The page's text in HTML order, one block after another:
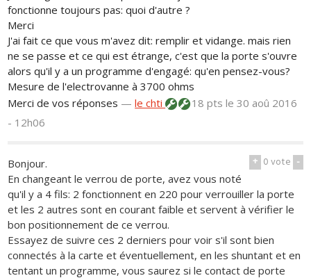
fonctionne toujours pas: quoi d'autre ?
Merci
J'ai fait ce que vous m'avez dit: remplir et vidange. mais rien
ne se passe et ce qui est étrange, c'est que la porte s'ouvre
alors qu'il y a un programme d'engagé: qu'en pensez-vous?
Mesure de l'electrovanne à 3700 ohms
Merci de vos réponses —le chti 18 ptsle 30 aoû 2016
- 12h06
+ 0vote -
Bonjour.
En changeant le verrou de porte, avez vous noté
qu'il y a 4 fils: 2 fonctionnent en 220 pour verrouiller la porte
et les 2 autres sont en courant faible et servent à vérifier le
bon positionnement de ce verrou.
Essayez de suivre ces 2 derniers pour voir s'il sont bien
connectés à la carte et éventuellement, en les shuntant et en
tentant un programme, vous saurez si le contact de porte